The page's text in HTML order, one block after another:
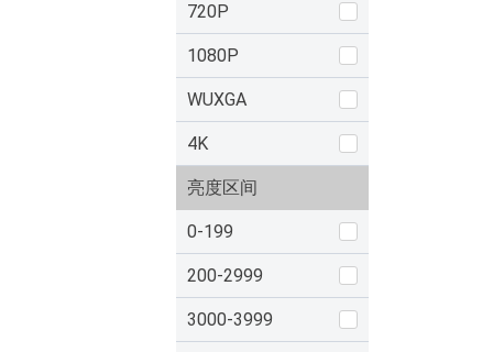
720P
1080P
WUXGA
4K
亮度区间
0-199
200-2999
3000-3999